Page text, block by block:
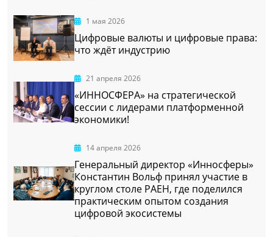
1 мая 2026
Цифровые валюты и цифровые права:
что ждёт индустрию
21 апреля 2026
«ИННОСФЕРА» на стратегической
сессии с лидерами платформенной
экономики!
14 апреля 2026
Генеральный директор «Инносферы»
Константин Вольф принял участие в
круглом столе РАЕН, где поделился
практическим опытом создания
цифровой экосистемы